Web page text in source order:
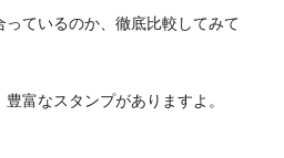
っているのか、徹底比較してみて
富なスタンプがありますよ。